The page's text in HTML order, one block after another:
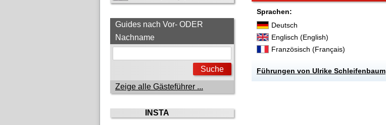
Sprachen:
Deutsch
Englisch (English)
Französisch (Français)
Führungen von Ulrike Schleifenbaum
Guides nach Vor- ODER
Nachname
Zeige alle Gästeführer ...
INSTA